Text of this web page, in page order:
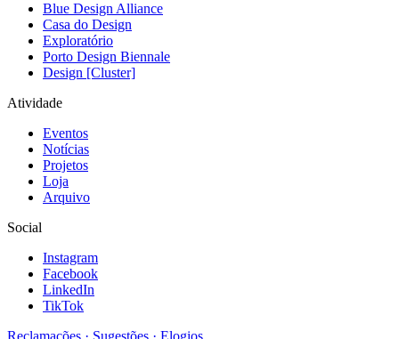
Blue Design Alliance
Casa do Design
Exploratório
Porto Design Biennale
Design [Cluster]
Atividade
Eventos
Notícias
Projetos
Loja
Arquivo
Social
Instagram
Facebook
LinkedIn
TikTok